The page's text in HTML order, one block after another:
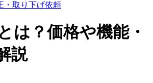
・取り下げ依頼
とは？価格や機能・
説